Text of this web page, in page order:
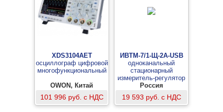
XDS3104AET
осциллограф цифровой
многофункциональный
OWON, Китай
101 996 руб. с НДС
ИВТМ-7/1-Щ-2А-USB
одноканальный
стационарный
измеритель-регулятор
влажности и
температуры в щитовом
исполнении
(измерительный блок, 2
Россия
19 593 руб. с НДС